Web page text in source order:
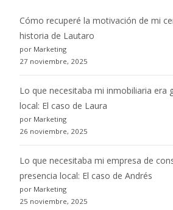
Cómo recuperé la motivación de mi
historia de Lautaro
por Marketing
27 noviembre, 2025
Lo que necesitaba mi inmobiliaria era
local: El caso de Laura
por Marketing
26 noviembre, 2025
Lo que necesitaba mi empresa de
presencia local: El caso de Andrés
por Marketing
25 noviembre, 2025